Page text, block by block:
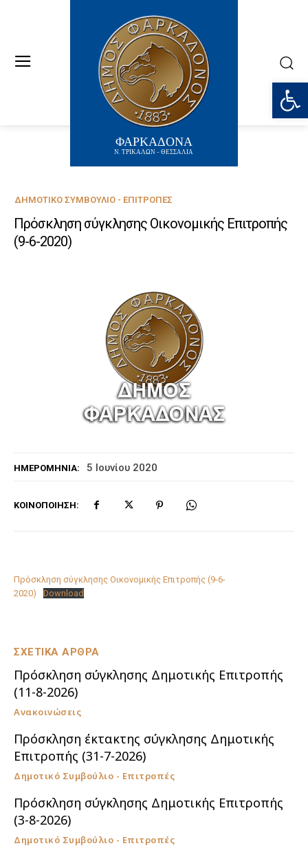
ΦΑΡΚΑΔΟΝΑ
Ν. ΤΡΙΚΑΛΩΝ - ΘΕΣΣΑΛΙΑ
ΗΜΕΡΟΜΗΝΊΑ: 5 Ιουνίου 2020
ΚΟΙΝΟΠΟΊΗΣΗ:
ΔΗΜΟΤΙΚΌ ΣΥΜΒΟΎΛΙΟ - ΕΠΙΤΡΟΠΈΣ
Πρόσκληση σύγκλησης Οικονομικής Επιτροπής
(9-6-2020)
ΣΧΕΤΙΚΑ ΑΡΘΡΑ
Πρόσκληση σύγκλησης Δημοτικής Επιτροπής
(11-8-2026)
Ανακοινώσεις
Πρόσκληση έκτακτης σύγκλησης Δημοτικής
Επιτροπής (31-7-2026)
Δημοτικό Συμβούλιο - Επιτροπές
Πρόσκληση σύγκλησης Δημοτικής Επιτροπής
(3-8-2026)
Δημοτικό Συμβούλιο - Επιτροπές
Πρόσκληση σύγκλησης Οικονομικής Επιτροπής (9-6-
2020)
Download